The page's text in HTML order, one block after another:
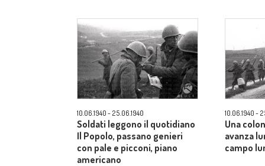
10.06.1940 - 25.06.1940
Soldati leggono il quotidiano
Il Popolo, passano genieri
con pale e picconi, piano
americano
10.06.1940 -
Una
avanza
campo